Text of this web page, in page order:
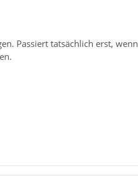
Passiert tatsächlich erst,